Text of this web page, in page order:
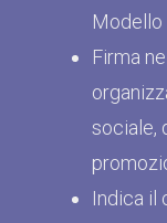
Modello
Firma
sociale,
Indica il